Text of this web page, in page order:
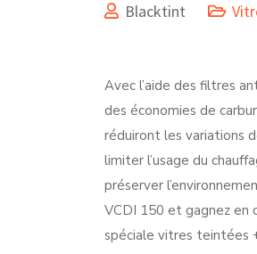
Blacktint
Avec l’aide des filtres
des économies de
réduiront les variations
limiter l’usage du
préserver
VCDI 150 et gagnez en
spéciale vitres teintées